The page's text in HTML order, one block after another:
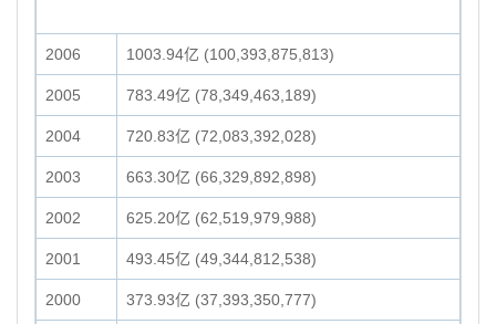
2006 1003.94亿 (100,393,875,813)
2005 783.49亿 (78,349,463,189)
2004 720.83亿 (72,083,392,028)
2003 663.30亿 (66,329,892,898)
2002 625.20亿 (62,519,979,988)
2001 493.45亿 (49,344,812,538)
2000 373.93亿 (37,393,350,777)